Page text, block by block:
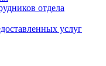
отдела
услуг